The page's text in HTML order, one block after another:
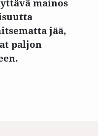
mainos
jää,
paljon